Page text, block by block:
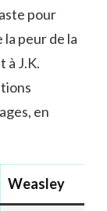
pour
peur de la
à J.K.
en
Weasley